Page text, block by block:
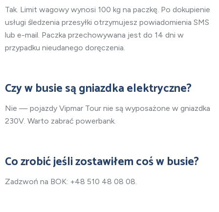
Tak. Limit wagowy wynosi 100 kg na paczkę. Po dokupienie
usługi śledzenia przesyłki otrzymujesz powiadomienia SMS
lub e-mail. Paczka przechowywana jest do 14 dni w
przypadku nieudanego doręczenia.
Czy w busie są gniazdka elektryczne?
Nie — pojazdy Vipmar Tour nie są wyposażone w gniazdka
230V. Warto zabrać powerbank.
Co zrobić jeśli zostawiłem coś w busie?
Zadzwoń na BOK: +48 510 48 08 08.